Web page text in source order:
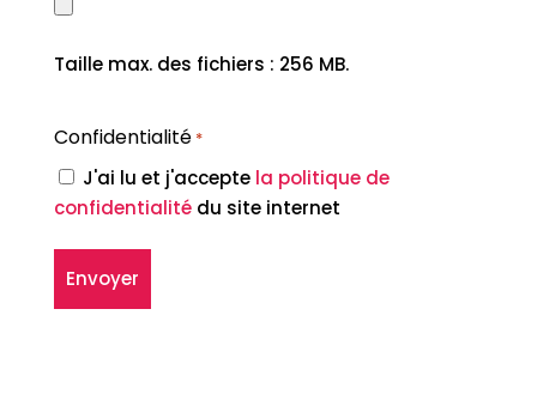
Taille max. des fichiers : 256 MB.
Confidentialité *
J'ai lu et j'accepte la politique de
confidentialité du site internet